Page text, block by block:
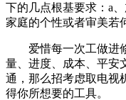
下的几点根基要求：a
家庭的个性或者审美若
爱惜每一次工做进修
量、进度、成本、平安
通，那么招考虑取电视
得你所想要的工具。